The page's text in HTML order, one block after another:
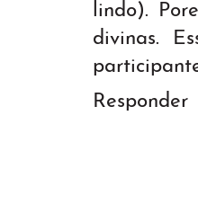
lindo).
divinas.
Responder